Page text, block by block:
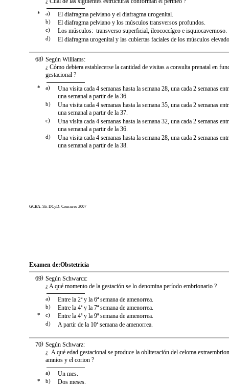
* a) El diafragma pelviano y el diafragma urogenital.
b) El diafragma pelviano y los músculos transversos profundos.
c) Los músculos: transverso superficial, ileococcígeo e isquiocavernoso.
d) El diafragma urogenital y las cubiertas faciales de los músculos
)
68 Según Williams:
¿ Cómo debiera establecerse la cantidad de visitas a consulta prenatal en
gestacional ?
* a)
Una visita cada 4 semanas hasta la semana 28, una cada 2 semanas
una semanal a partir de la 36.
b)
Una visita cada 4 semanas hasta la semana 35, una cada 2 semanas
una semanal a partir de la 37.
c)
Una visita cada 4 semanas hasta la semana 32, una cada 2 semanas
una semanal a partir de la 36.
d)
Una visita cada 4 semanas hasta la semana 28, una cada 2 semanas
una semanal a partir de la 38.
GCBA. SS. DCyD. Concurso 2007
Examen de:Obstetricia
)
69 Según Schwarcz:
¿ A qué momento de la gestación se lo denomina período embrionario ?
a) Entre la 2ª y la 6ª semana de amenorrea.
b) Entre la 4ª y la 7ª semana de amenorrea.
* c) Entre la 4ª y la 9ª semana de amenorrea.
d) A partir de la 10ª semana de amenorrea.
)
70 Según Schwarz:
¿ A qué edad gestacional se produce la obliteración del celoma
amnios y el corion ?
a) Un mes.
* b) Dos meses.